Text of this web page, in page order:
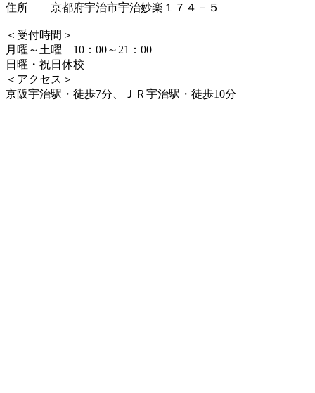
住所 京都府宇治市宇治妙楽１７４－５
＜受付時間＞
月曜～土曜 10：00～21：00
日曜・祝日休校
＜アクセス＞
京阪宇治駅・徒歩7分、ＪＲ宇治駅・徒歩10分